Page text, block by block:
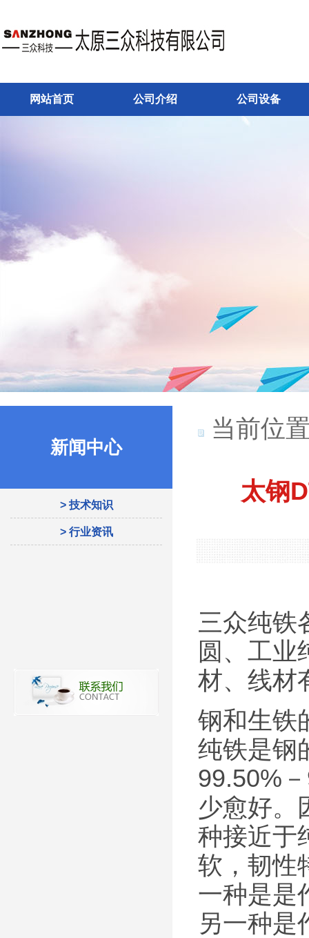
网站首页 公司介绍 公司设备
新闻中心
> 技术知识
> 行业资讯
当前位
太钢
三众纯铁
圆、工业
材、线材
钢和生铁
纯铁是钢
99.50%
少愈好。
种接近于
软，韧性
一种是是
另一种是